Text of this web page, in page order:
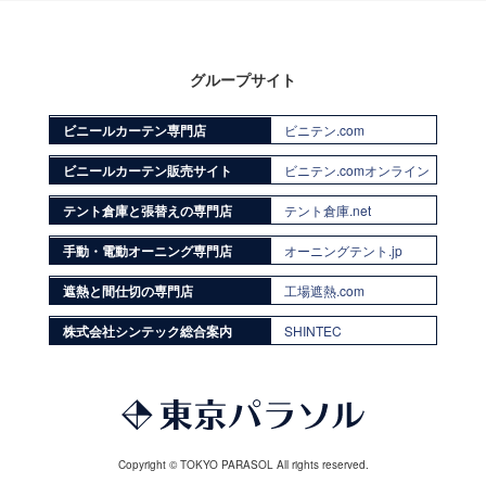
グループサイト
ビニールカーテン専門店 ビニテン.com
ビニールカーテン販売サイト ビニテン.comオンライン
テント倉庫と張替えの専門店 テント倉庫.net
手動・電動オーニング専門店 オーニングテント.jp
遮熱と間仕切の専門店 工場遮熱.com
株式会社シンテック総合案内 SHINTEC
Copyright © TOKYO PARASOL All rights reserved.